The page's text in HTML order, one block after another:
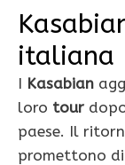
italiana
I Kasabian
loro tour
paese. Il
promettono di